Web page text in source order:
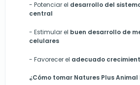
- Potenciar el desarrollo del
central
- Estimular el buen desarrollo de
celulares
- Favorecer el adecuado
¿Cómo tomar Natures Plus Animal